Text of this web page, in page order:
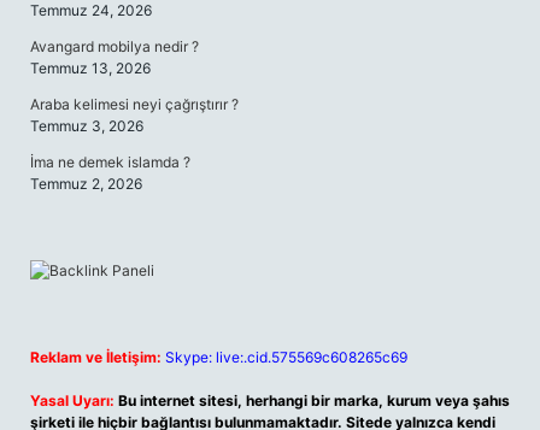
Temmuz 24, 2026
Avangard mobilya nedir ?
Temmuz 13, 2026
Araba kelimesi neyi çağrıştırır ?
Temmuz 3, 2026
İma ne demek islamda ?
Temmuz 2, 2026
Reklam ve İletişim: Skype: live:.cid.575569c608265c69
Yasal Uyarı: Bu internet sitesi, herhangi bir marka, kurum veya şahıs
şirketi ile hiçbir bağlantısı bulunmamaktadır. Sitede yalnızca kendi